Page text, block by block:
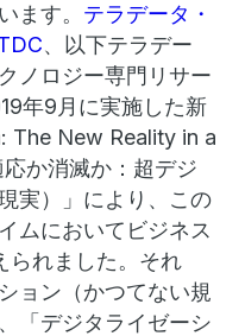
ます。 テラデータ・
、以下テラデー
ノロジー専門リサー
年9月に実施した新
The New Reality in a
か消滅か：超デジ
実）」により、この
ムにおいてビジネス
られました。それ
ョン（かつてない規
「デジタライゼーシ